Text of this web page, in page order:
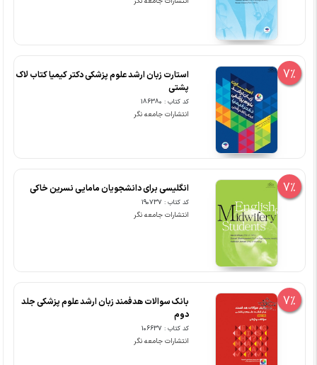
7%
استارت زبان ارشد علوم پزشکی دکتر کیمیا کتاب لاک
پشتی
کد کتاب : 186380
انتشارات جامعه نگر
7% انگلیسی برای دانشجویان مامایی نسرین خاکی
کد کتاب : 190737
انتشارات جامعه نگر
7%
بانک سوالات هدفمند زبان ارشد علوم پزشکی جلد
دوم
کد کتاب : 106637
انتشارات جامعه نگر